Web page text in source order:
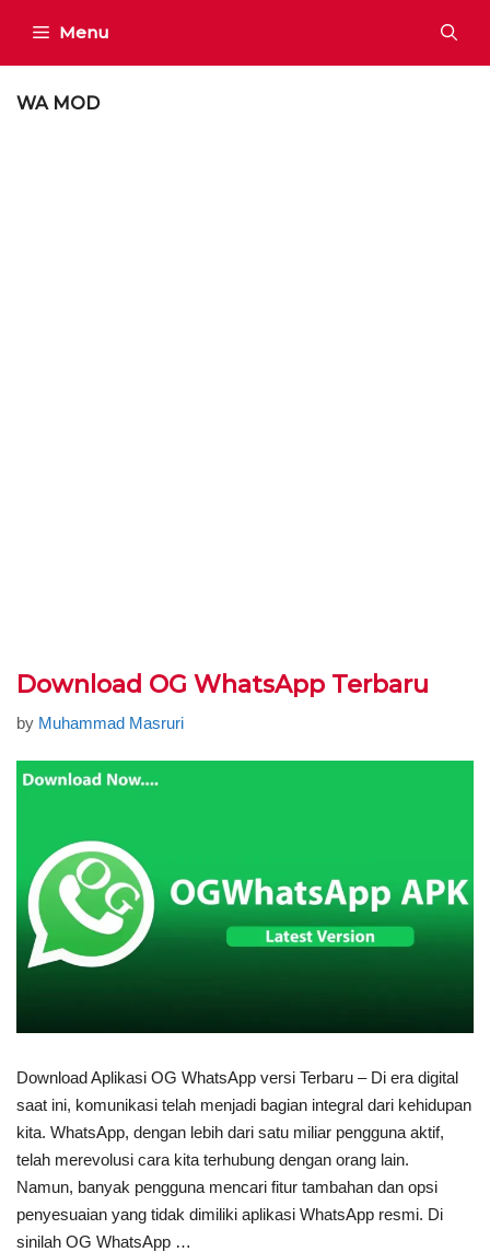
content
Menu
WA MOD
Download OG WhatsApp Terbaru
by Muhammad Masruri
Download Aplikasi OG WhatsApp versi Terbaru – Di era digital
saat ini, komunikasi telah menjadi bagian integral dari kehidupan
kita. WhatsApp, dengan lebih dari satu miliar pengguna aktif,
telah merevolusi cara kita terhubung dengan orang lain.
Namun, banyak pengguna mencari fitur tambahan dan opsi
penyesuaian yang tidak dimiliki aplikasi WhatsApp resmi. Di
sinilah OG WhatsApp …